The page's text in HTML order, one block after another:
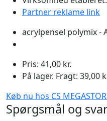
Partner reklame link
acrylpensel polymix -
Pris: 41,00 kr.
På lager. Fragt: 39,00
Køb nu hos CS
Spørgsmål og